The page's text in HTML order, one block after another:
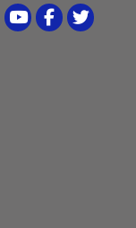
YoutubeFacebook